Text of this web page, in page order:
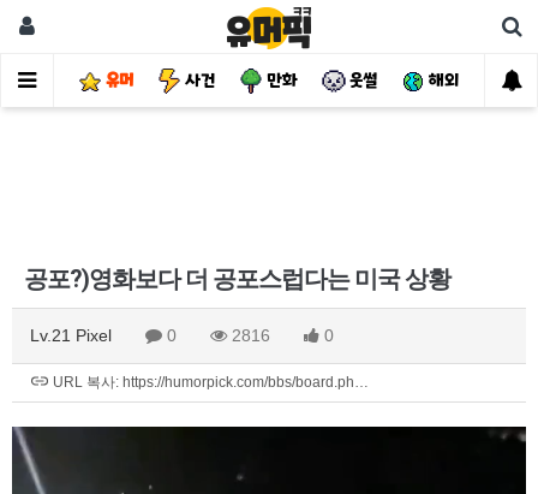
유머 사건 만화 웃썰 해외 핫
공포?)영화보다 더 공포스럽다는 미국 상황
Lv.21 Pixel 0 2816 0
URL 복사: https://humorpick.com/bbs/board.ph…